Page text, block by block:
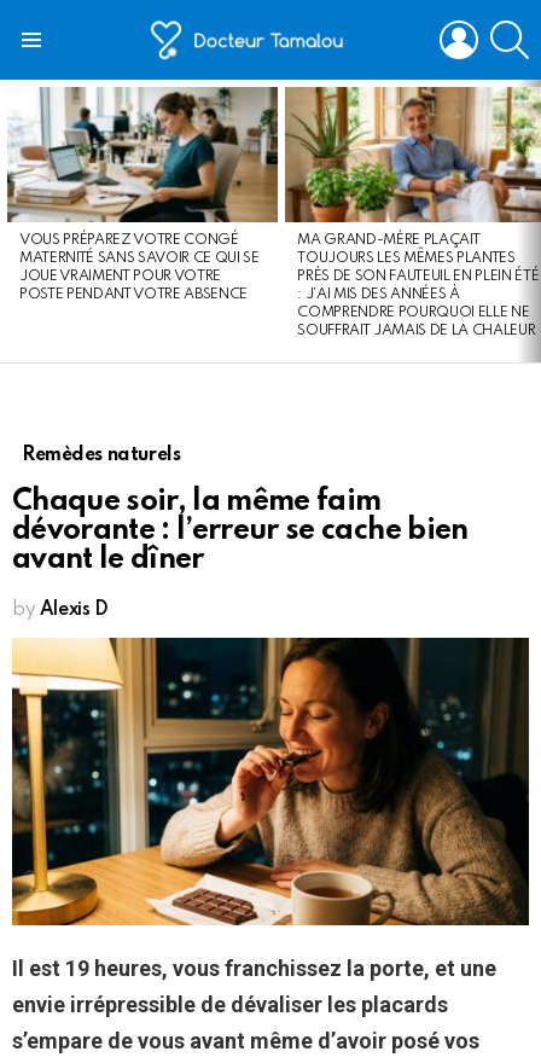
LOGIN
STORIES
VOUS PRÉPAREZ VOTRE CONGÉ
MATERNITÉ SANS SAVOIR CE QUI SE
JOUE VRAIMENT POUR VOTRE
POSTE PENDANT VOTRE ABSENCE
MA GRAND-MÈRE PLAÇAIT
TOUJOURS LES MÊMES PLANTES
PRÈS DE SON FAUTEUIL EN PLEIN ÉTÉ
: J’AI MIS DES ANNÉES À
COMPRENDRE POURQUOI ELLE NE
SOUFFRAIT JAMAIS DE LA CHALEUR
Remèdes naturels
Chaque soir, la même faim
dévorante : l’erreur se cache bien
avant le dîner
by Alexis D
Il est 19 heures, vous franchissez la porte, et une
envie irrépressible de dévaliser les placards
s’empare de vous avant même d’avoir posé vos